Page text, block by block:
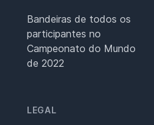
Bandeiras de todos os
participantes no
Campeonato do Mundo
de 2022
LEGAL